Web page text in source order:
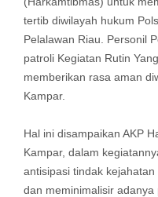
tertib diwilayah hukum
Pelalawan Riau. Personil
patroli Kegiatan Rutin
memberikan rasa aman
Kampar.
Hal ini disampaikan AKP
Kampar, dalam
antisipasi tindak
dan meminimalisir adanya